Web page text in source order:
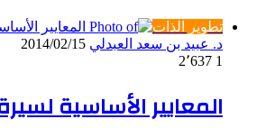
تطوير الذات
د. عبيد بن سعد العبدلي 2014/02/15
1
المعايير الأساسية